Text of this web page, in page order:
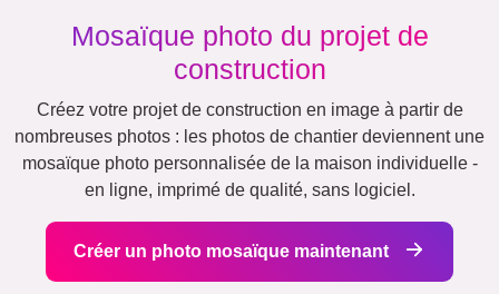
Mosaïque photo du projet de
construction
Créez votre projet de construction en image à partir de
nombreuses photos : les photos de chantier deviennent une
mosaïque photo personnalisée de la maison individuelle -
en ligne, imprimé de qualité, sans logiciel.
Créer un photo mosaïque maintenant